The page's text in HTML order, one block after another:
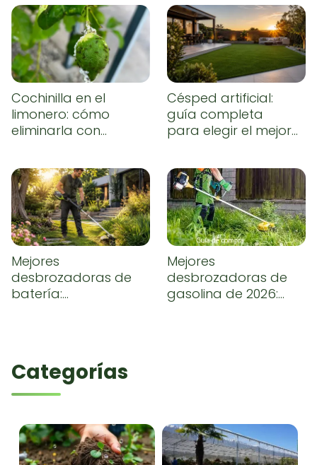
Cochinilla en el
limonero: cómo
eliminarla con
Césped artificial:
guía completa
para elegir el mejor,
conseguir un
resultado natural
Mejores
desbrozadoras de
batería:
Mejores
desbrozadoras de
gasolina de 2026:
Categorías